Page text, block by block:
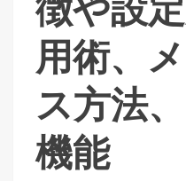
用術、
ス方法
機能